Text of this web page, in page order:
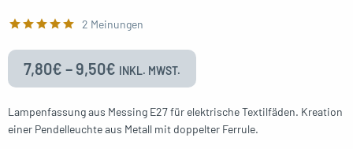
2 Meinungen
7,80€ –9,50€ INKL. MWST.
Lampenfassung aus Messing E27 für elektrische Textilfäden. Kreation
einer Pendelleuchte aus Metall mit doppelter Ferrule.